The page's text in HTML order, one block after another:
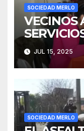
SOCIEDAD MERLO
VECINOS
COSTO
JUL 15, 2025
SOCIEDAD MERLO